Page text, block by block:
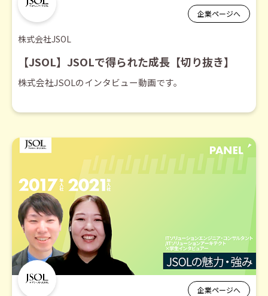
企業ページへ
株式会社JSOL
【JSOL】JSOLで得られた成長【切り抜き】
株式会社JSOLのインタビュー動画です。
企業ページへ